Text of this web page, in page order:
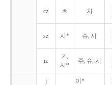
cz ㅊ 치
sz 시* 슈, 시
rz
ㅈ,
시*
주, 슈, 시
j 이*